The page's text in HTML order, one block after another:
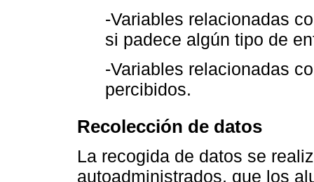
-Variables relacionadas
si padece algún tipo de
-Variables relacionadas
percibidos.
Recolección de datos
La recogida de datos se
autoadministrados, que los